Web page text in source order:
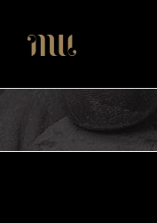
Inhalt
springen